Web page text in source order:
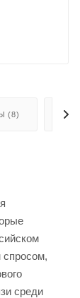
(8)
спросом,
среди